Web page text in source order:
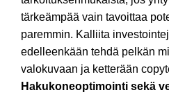
tärkeämpää vain tavoittaa
paremmin. Kalliita
edelleenkään tehdä pelkän
valokuvaan ja ketterään
Hakukoneoptimointi sekä